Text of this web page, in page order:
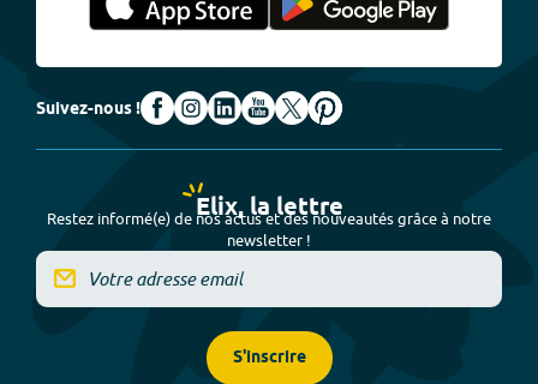
Suivez-nous !
Elix, la lettre
Restez informé(e) de nos actus et des nouveautés grâce à notre
newsletter !
S'inscrire